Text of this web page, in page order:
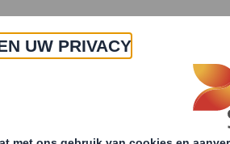
Over ons Producten & Services
Reports & whitepapers